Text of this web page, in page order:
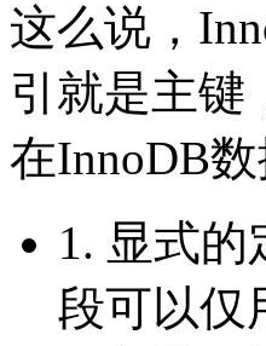
这么说，
引就是主键
在InnoDB
1. 显式
段可以仅